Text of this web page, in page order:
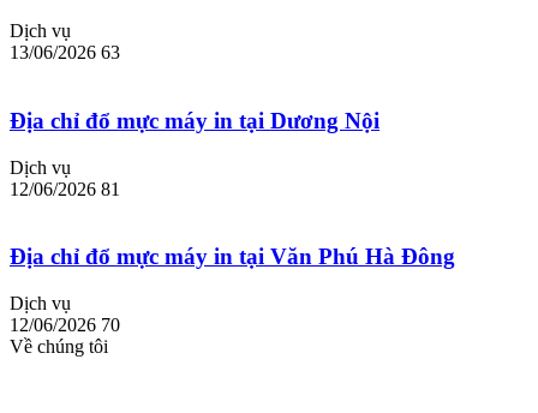
Dịch vụ
13/06/2026 63
Địa chỉ đổ mực máy in tại Dương Nội
Dịch vụ
12/06/2026 81
Địa chỉ đổ mực máy in tại Văn Phú Hà Đông
Dịch vụ
12/06/2026 70
Về chúng tôi